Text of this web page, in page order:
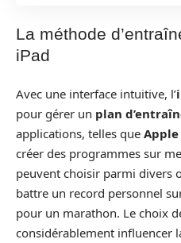
La méthode
iPad
Avec une interface intuitive, l’
pour gérer un plan
applications, telles que Apple
créer des programmes sur
peuvent choisir parmi divers
battre un record personnel
pour un marathon. Le choix
considérablement influencer